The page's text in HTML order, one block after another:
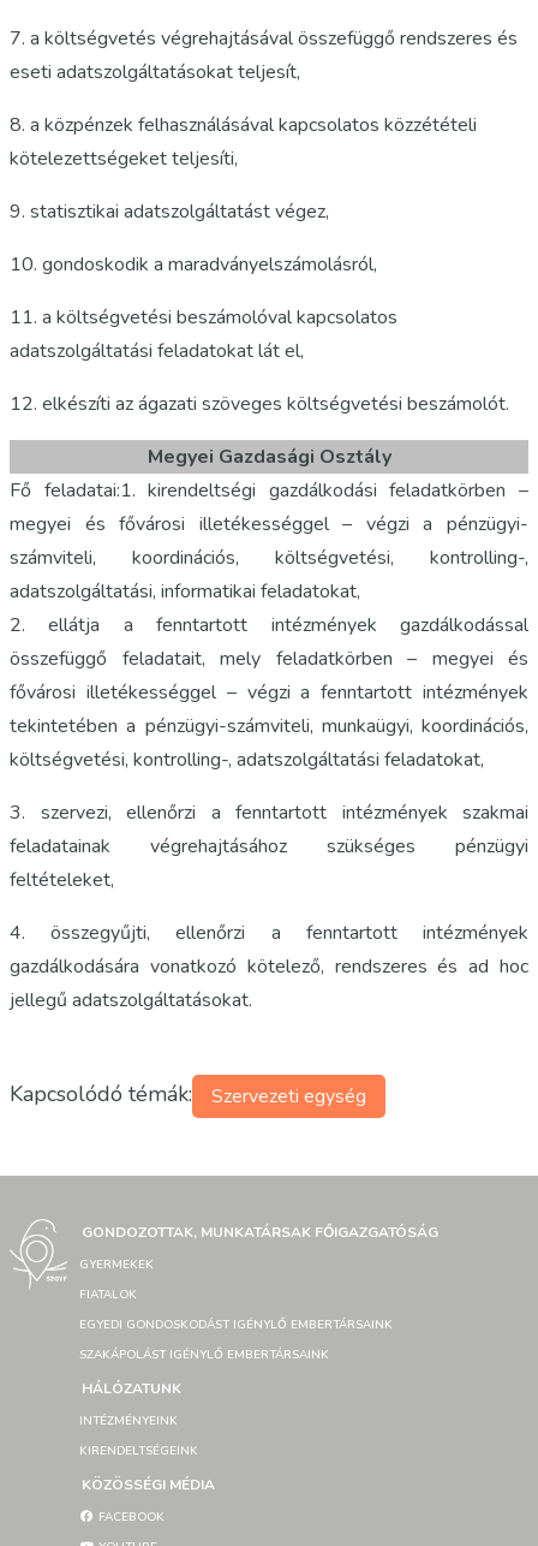
7. a költségvetés végrehajtásával összefüggő rendszeres és
eseti adatszolgáltatásokat teljesít,
8. a közpénzek felhasználásával kapcsolatos közzétételi
kötelezettségeket teljesíti,
9. statisztikai adatszolgáltatást végez,
10. gondoskodik a maradványelszámolásról,
11. a költségvetési beszámolóval kapcsolatos
adatszolgáltatási feladatokat lát el,
12. elkészíti az ágazati szöveges költségvetési beszámolót.
Megyei Gazdasági Osztály
Fő feladatai:1. kirendeltségi gazdálkodási feladatkörben –
megyei és fővárosi illetékességgel – végzi a pénzügyi-
számviteli, koordinációs, költségvetési, kontrolling-,
adatszolgáltatási, informatikai feladatokat,
2. ellátja a fenntartott intézmények gazdálkodással
összefüggő feladatait, mely feladatkörben – megyei és
fővárosi illetékességgel – végzi a fenntartott intézmények
tekintetében a pénzügyi-számviteli, munkaügyi, koordinációs,
költségvetési, kontrolling-, adatszolgáltatási feladatokat,
3. szervezi, ellenőrzi a fenntartott intézmények szakmai
feladatainak végrehajtásához szükséges pénzügyi
feltételeket,
4. összegyűjti, ellenőrzi a fenntartott intézmények
gazdálkodására vonatkozó kötelező, rendszeres és ad hoc
jellegű adatszolgáltatásokat.
Kapcsolódó témák: Szervezeti egység
GONDOZOTTAK, MUNKATÁRSAK FŐIGAZGATÓSÁG
GYERMEKEK
FIATALOK
EGYEDI GONDOSKODÁST IGÉNYLŐ EMBERTÁRSAINK
SZAKÁPOLÁST IGÉNYLŐ EMBERTÁRSAINK
HÁLÓZATUNK
INTÉZMÉNYEINK
KIRENDELTSÉGEINK
KÖZÖSSÉGI MÉDIA
FACEBOOK